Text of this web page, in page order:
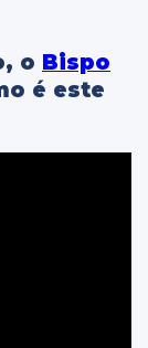
o Bispo
é este